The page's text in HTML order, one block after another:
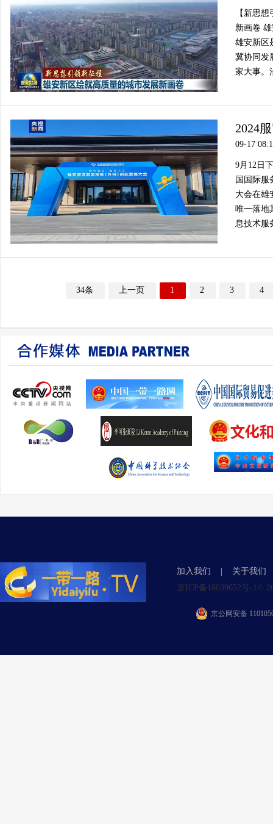
【新思
新画卷
雄安新区
冀协同发
家大事。
2024
09-17
9月12日
国国际
大会在雄
唯一落地
息技术服
34条 上一页 1 2 3 4
加入我们
关于我们
京ICP备16039652号-1©
京公网安备